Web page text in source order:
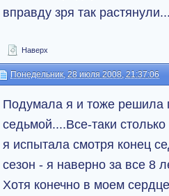
вправду зря так
Наверх
Понедельник, 28 июля 2008, 21:37:06
Подумала я и тоже решила
седьмой....Все-таки
я испытала смотря конец
сезон - я наверно за все 8
Хотя конечно в моем